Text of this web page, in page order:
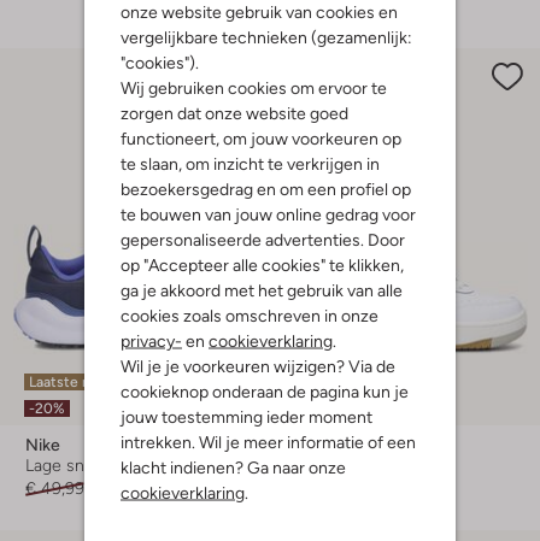
onze website gebruik van cookies en
vergelijkbare technieken (gezamenlijk:
"cookies").
Wij gebruiken cookies om ervoor te
zorgen dat onze website goed
functioneert, om jouw voorkeuren op
te slaan, om inzicht te verkrijgen in
bezoekersgedrag en om een profiel op
te bouwen van jouw online gedrag voor
gepersonaliseerde advertenties. Door
op "Accepteer alle cookies" te klikken,
ga je akkoord met het gebruik van alle
cookies zoals omschreven in onze
privacy- en cookieverklaring.
Wil je je voorkeuren wijzigen? Via de
cookieknop onderaan de pagina kun je
jouw toestemming ieder moment
intrekken. Wil je meer informatie of een
klacht indienen? Ga naar onze
cookieverklaring.
Laatste maten
-20%
Nike
Lage sneakers
€ 49,99
€ 39,99
Laatste item
Nike
Lage sneakers